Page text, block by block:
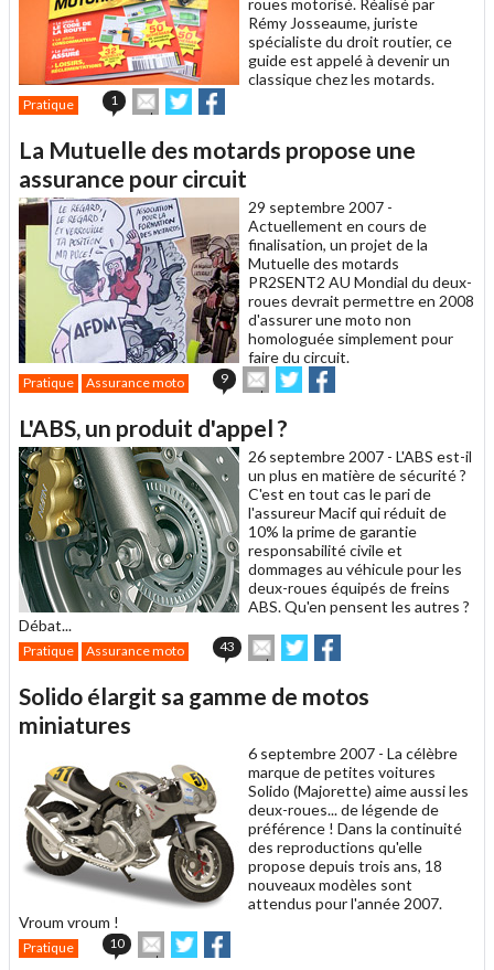
Rémy Josseaume, juriste
spécialiste du droit routier, ce
guide est appelé à devenir un
classique chez les motards.
Pratique 1
Envoyer
cet
à
un
ami
Partager
sur sur
La Mutuelle des motards propose une
assurance pour circuit
29 septembre 2007 -
Actuellement en cours de
finalisation, un projet de la
Mutuelle des motards
PR2SENT2 AU Mondial du deux-
roues devrait permettre en 2008
d'assurer une moto non
homologuée simplement pour
faire du circuit.
Pratique Assurance moto 9
Envoyer
cet
à
un
ami
Partager
sur sur
L'ABS, un produit d'appel ?
26 septembre 2007 - L'ABS est-il
un plus en matière de sécurité ?
C'est en tout cas le pari de
l'assureur Macif qui réduit de
10% la prime de garantie
responsabilité civile et
dommages au véhicule pour les
deux-roues équipés de freins
ABS. Qu'en pensent les autres ?
Débat...
Pratique Assurance moto 43
Envoyer
cet
à
Partager
sur sur
Solido élargit sa gamme de motos
miniatures
6 septembre 2007 - La célèbre
marque de petites voitures
Solido (Majorette) aime aussi les
deux-roues... de légende de
préférence ! Dans la continuité
des reproductions qu'elle
propose depuis trois ans, 18
nouveaux modèles sont
attendus pour l'année 2007.
Vroum vroum !
Pratique 10
Envoyer
cet
Partager
sur sur